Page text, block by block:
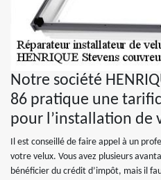
Notre société
86 pratique une
pour l’installation de
Il est conseillé de faire appel à un
votre velux. Vous avez plusieurs
bénéficier du crédit d’impôt, mais il